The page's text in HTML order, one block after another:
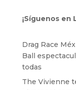
¡Síguenos en
Drag Race
Ball
todas
The Vivienne